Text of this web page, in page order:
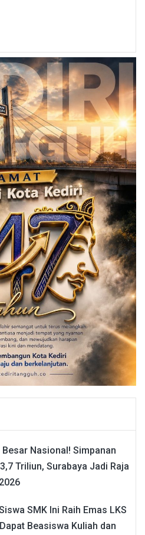
Nasional! Simpanan
Triliun, Surabaya Jadi Raja
SMK Ini Raih Emas LKS
Beasiswa Kuliah dan